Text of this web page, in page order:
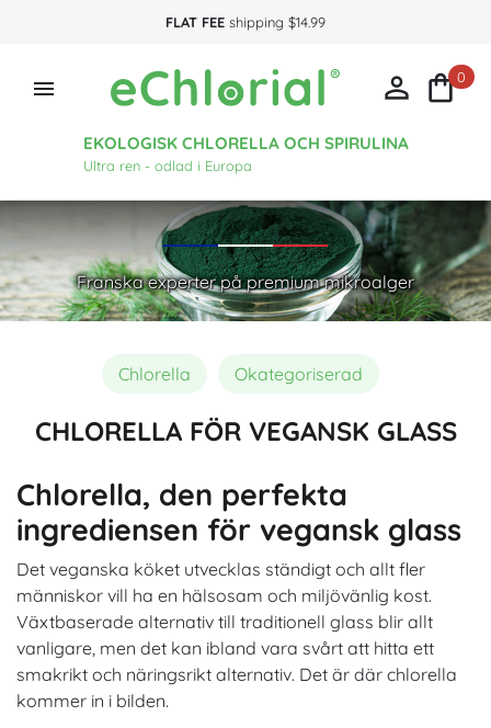
FLAT FEE shipping $14.99

EKOLOGISK CHLORELLA OCH SPIRULINA
Ultra ren - odlad i Europa
 0
Franska experter på premium mikroalger
Chlorella Okategoriserad
CHLORELLA FÖR VEGANSK GLASS
Chlorella, den perfekta
ingrediensen för vegansk glass
Det veganska köket utvecklas ständigt och allt fler
människor vill ha en hälsosam och miljövänlig kost.
Växtbaserade alternativ till traditionell glass blir allt
vanligare, men det kan ibland vara svårt att hitta ett
smakrikt och näringsrikt alternativ. Det är där chlorella
kommer in i bilden.